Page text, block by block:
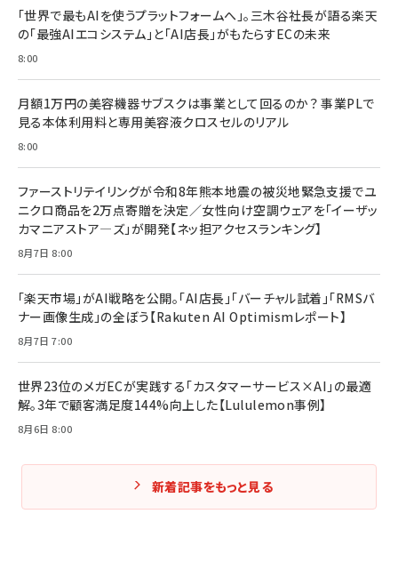
「世界で最もAIを使うプラットフォームへ」。三木谷社長が語る楽天
の「最強AIエコシステム」と「AI店長」がもたらすECの未来
8:00
月額1万円の美容機器サブスクは事業として回るのか？ 事業PLで
見る本体利用料と専用美容液クロスセルのリアル
8:00
ファーストリテイリングが令和8年熊本地震の被災地緊急支援でユ
ニクロ商品を2万点寄贈を決定／女性向け空調ウェアを「イーザッ
カマニアストア―ズ」が開発【ネッ担アクセスランキング】
8月7日 8:00
「楽天市場」がAI戦略を公開。「AI店長」「バーチャル試着」「RMSバ
ナー画像生成」の全ぼう【Rakuten AI Optimismレポート】
8月7日 7:00
世界23位のメガECが実践する「カスタマーサービス×AI」の最適
解。3年で顧客満足度144%向上した【Lululemon事例】
8月6日 8:00
新着記事をもっと見る